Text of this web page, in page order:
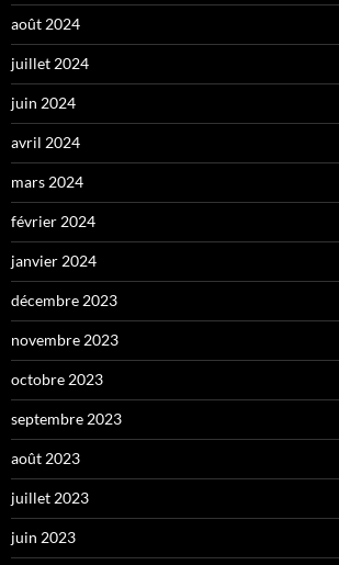
août 2024
juillet 2024
juin 2024
avril 2024
mars 2024
février 2024
janvier 2024
décembre 2023
novembre 2023
octobre 2023
septembre 2023
août 2023
juillet 2023
juin 2023